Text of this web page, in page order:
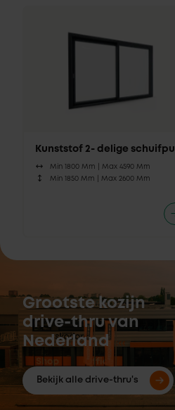
Kunststof 2- delige schuifpui
Min 1800 Mm | Max 4590 Mm
Min 1850 Mm | Max 2600 Mm
Grootste kozijn
drive-thru van
Nederland
Bekijk alle drive-thru's